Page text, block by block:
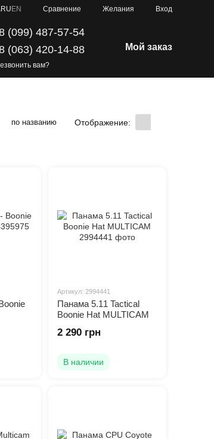
RU EN Сравнение Желания Вход
(099) 487-57-54
(063) 420-14-88
вам?
Мой заказ
по названию Отображение:
Артикул: 2994441
Панама 5.11 Tactical
Boonie Hat MULTICAM
2 290 грн
В наличии